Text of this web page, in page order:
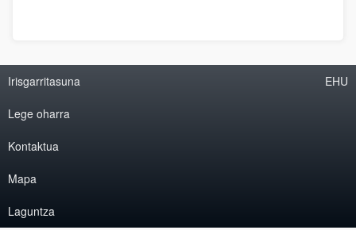
Irisgarritasuna
Lege oharra
Kontaktua
Mapa
Laguntza
EHU